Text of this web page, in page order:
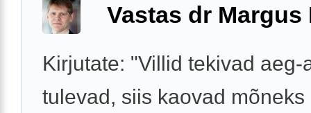
Vastas dr Margus
Kirjutate: "Villid tekivad aeg-
tulevad, siis kaovad mõneks